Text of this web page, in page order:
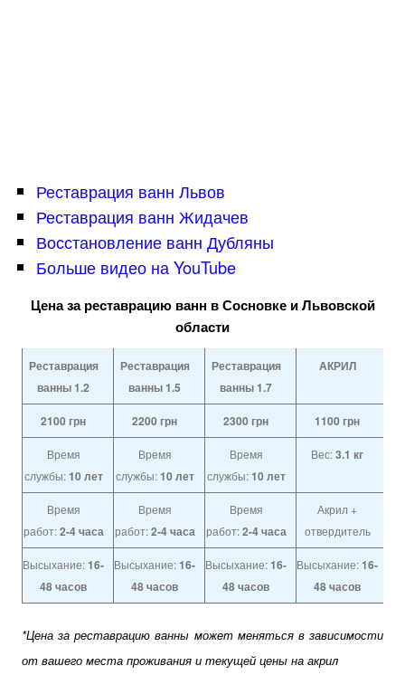
Реставрация ванн Львов
Реставрация ванн Жидачев
Восстановление ванн Дубляны
Больше видео на YouTube
Цена за реставрацию ванн в Сосновке и Львовской
области
Реставрация
ванны 1.2
Реставрация
ванны 1.5
Реставрация
ванны 1.7
АКРИЛ
2100 грн 2200 грн 2300 грн 1100 грн
Время
службы:10 лет
Время
службы:10 лет
Время
службы:10 лет
Вес:3.1 кг
Время
работ:2-4 часа
Время
работ:2-4 часа
Время
работ:2-4 часа
Акрил +
отвердитель
Высыхание:16-
48 часов
Высыхание:16-
48 часов
Высыхание:16-
48 часов
Высыхание:16-
48 часов
*Цена за реставрацию ванны может меняться в зависимости
от вашего места проживания и текущей цены на акрил